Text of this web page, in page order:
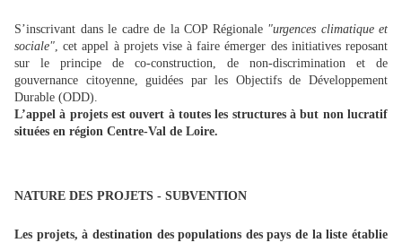
S’inscrivant dans le cadre de la COP Régionale "urgences climatique et
sociale", cet appel à projets vise à faire émerger des initiatives reposant
sur le principe de co-construction, de non-discrimination et de
gouvernance citoyenne, guidées par les Objectifs de Développement
Durable (ODD).
L’appel à projets est ouvert à toutes les structures à but non lucratif
situées en région Centre-Val de Loire.
NATURE DES PROJETS - SUBVENTION
Les projets, à destination des populations des pays de la liste établie